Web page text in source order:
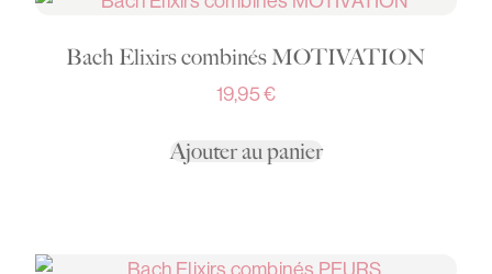
Bach Elixirs combinés MOTIVATION
19,95€
Ajouter au panier